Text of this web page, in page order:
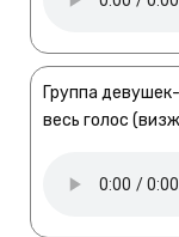
Группа
весь голос